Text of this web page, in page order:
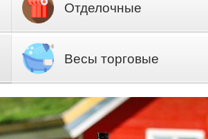
Отделочные
Весы торговые